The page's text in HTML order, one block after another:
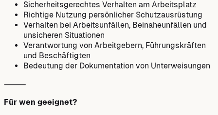
Sicherheitsgerechtes Verhalten am Arbeitsplatz
Richtige Nutzung persönlicher Schutzausrüstung
Verhalten bei Arbeitsunfällen, Beinaheunfällen und
unsicheren Situationen
Verantwortung von Arbeitgebern, Führungskräften
und Beschäftigten
Bedeutung der Dokumentation von Unterweisungen
⸻
Für wen geeignet?